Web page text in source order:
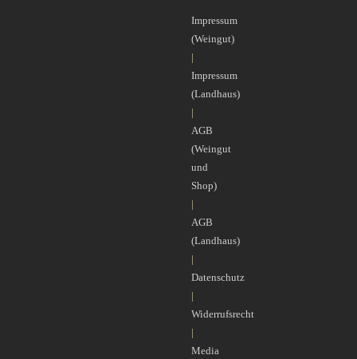
Impressum
(Weingut)
|
Impressum
(Landhaus)
|
AGB
(Weingut
und
Shop)
|
AGB
(Landhaus)
|
Datenschutz
|
Widerrufsrecht
|
Media